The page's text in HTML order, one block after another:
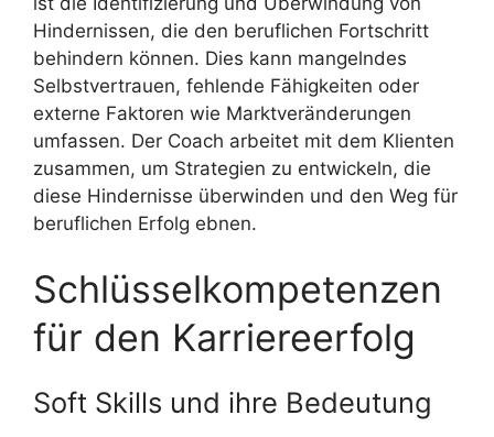
Hindernissen, die den beruflichen Fortschritt
behindern können. Dies kann mangelndes
Selbstvertrauen, fehlende Fähigkeiten oder
externe Faktoren wie Marktveränderungen
umfassen. Der Coach arbeitet mit dem Klienten
zusammen, um Strategien zu entwickeln, die
diese Hindernisse überwinden und den Weg für
beruflichen Erfolg ebnen.
Schlüsselkompetenzen
für den Karriereerfolg
Soft Skills und ihre Bedeutung